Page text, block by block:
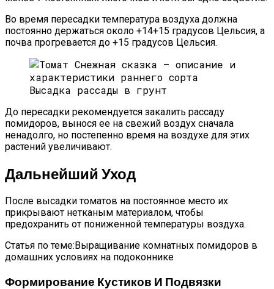
Во время пересадки температура воздуха должна
постоянно держаться около +14+15 градусов Цельсия, а
почва прогревается до +15 градусов Цельсия.
Высадка рассады в грунт
До пересадки рекомендуется закалить рассаду
помидоров, вынося ее на свежий воздух сначала
ненадолго, но постепенно время на воздухе для этих
растений увеличивают.
Дальнейший Уход
После высадки томатов на постоянное место их
прикрывают нетканым материалом, чтобы
предохранить от пониженной температуры воздуха.
Статья по теме:Выращивание комнатных помидоров в
домашних условиях на подоконнике
Формирование Кустиков И Подвязки